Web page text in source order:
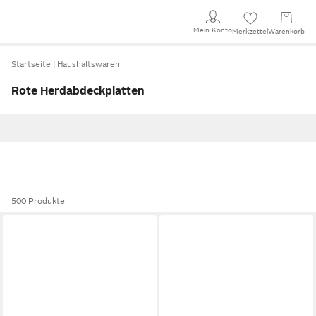
Mein KontoMerkzettel Warenkorb
Startseite Haushaltswaren
Rote Herdabdeckplatten
500 Produkte